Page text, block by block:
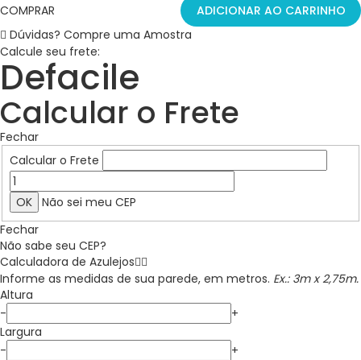
COMPRAR
ADICIONAR AO CARRINHO
Dúvidas? Compre uma Amostra
Calcule seu frete:
Defacile
Calcular o Frete
Fechar
Calcular o Frete
Não sei meu CEP
Fechar
Não sabe seu CEP?
Calculadora de Azulejos
Informe as medidas de sua parede, em metros. Ex.: 3m x 2,75m.
Altura
-
+
Largura
-
+